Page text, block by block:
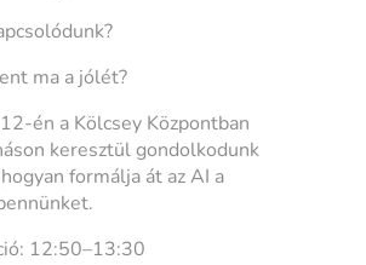
ma a jólét?
én a Kölcsey Központban
keresztül gondolkodunk
formálja át az AI a
12:50–13:30